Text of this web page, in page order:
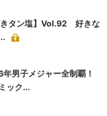
きタン塩】Vol.92 好きな
男子メジャー全制覇！
ック...